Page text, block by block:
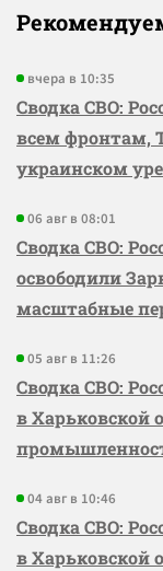
вчера в 10:35
Сводка СВО:
всем фронтам,
украинском
06 авг в 08:01
Сводка СВО:
освободили
масштабные
05 авг в 11:26
Сводка СВО:
в Харьковской
04 авг в 10:46
Сводка СВО:
в Харьковской